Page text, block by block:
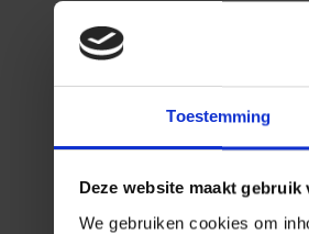
Toestemming
Deze website maakt gebruik
We gebruiken cookies om